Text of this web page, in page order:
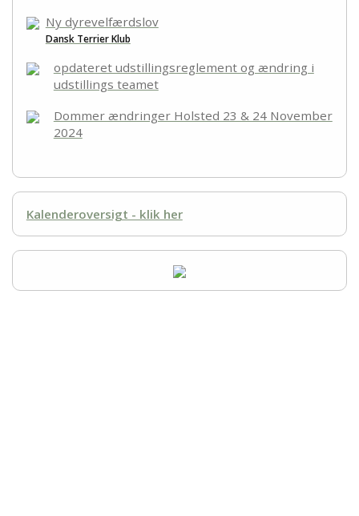
Ny dyrevelfærdslov
Dansk Terrier Klub
opdateret udstillingsreglement og ændring i
udstillings teamet
Dommer ændringer Holsted 23 & 24 November
2024
Kalenderoversigt - klik her